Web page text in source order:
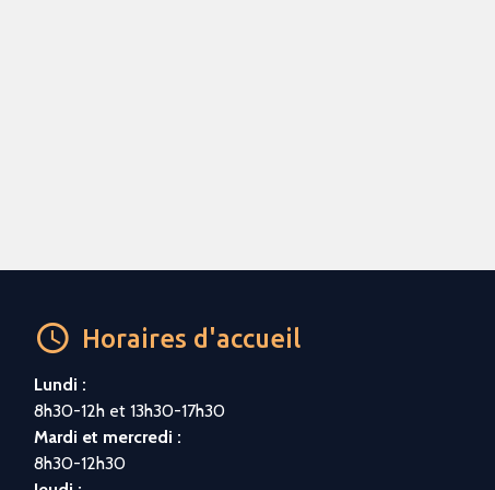
Horaires d'accueil
Lundi :
8h30-12h et 13h30-17h30
Mardi et mercredi :
8h30-12h30